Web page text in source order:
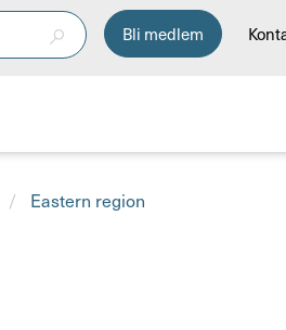
Bli medlem
Eastern region